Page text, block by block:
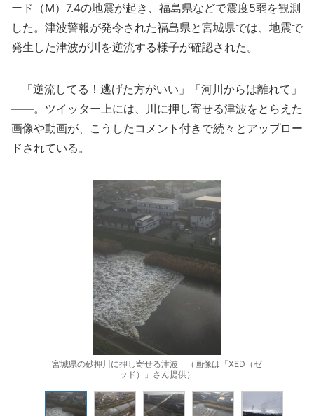
ード（M）7.4の地震が起き、福島県などで震度5弱を観測
した。津波警報が発令された福島県と宮城県では、地震で
発生した津波が川を逆流する様子が確認された。
「逆流してる！逃げた方がいい」「河川からは離れて」
――。ツイッター上には、川に押し寄せる津波をとらえた
画像や動画が、こうしたコメント付きで続々とアップロー
ドされている。
宮城県の砂押川に押し寄せる津波 （画像は「XED（ゼ
ッド）」さん提供）